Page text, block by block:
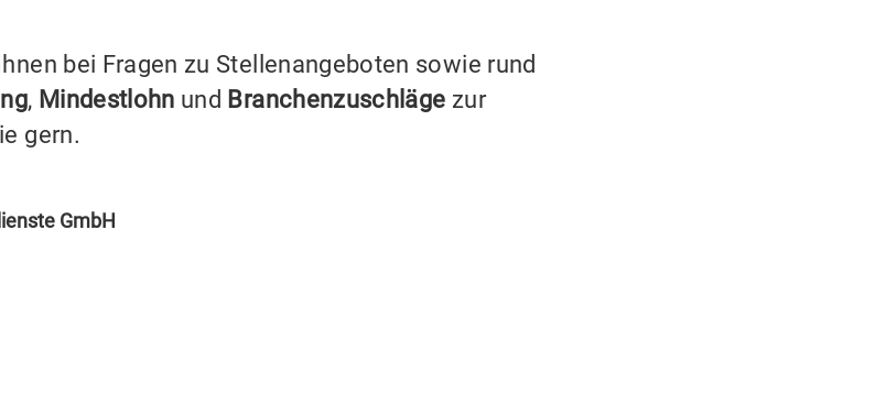
bei Fragen zu Stellenangeboten sowie rund
, Mindestlohn und Branchenzuschläge zur
gern.
GmbH